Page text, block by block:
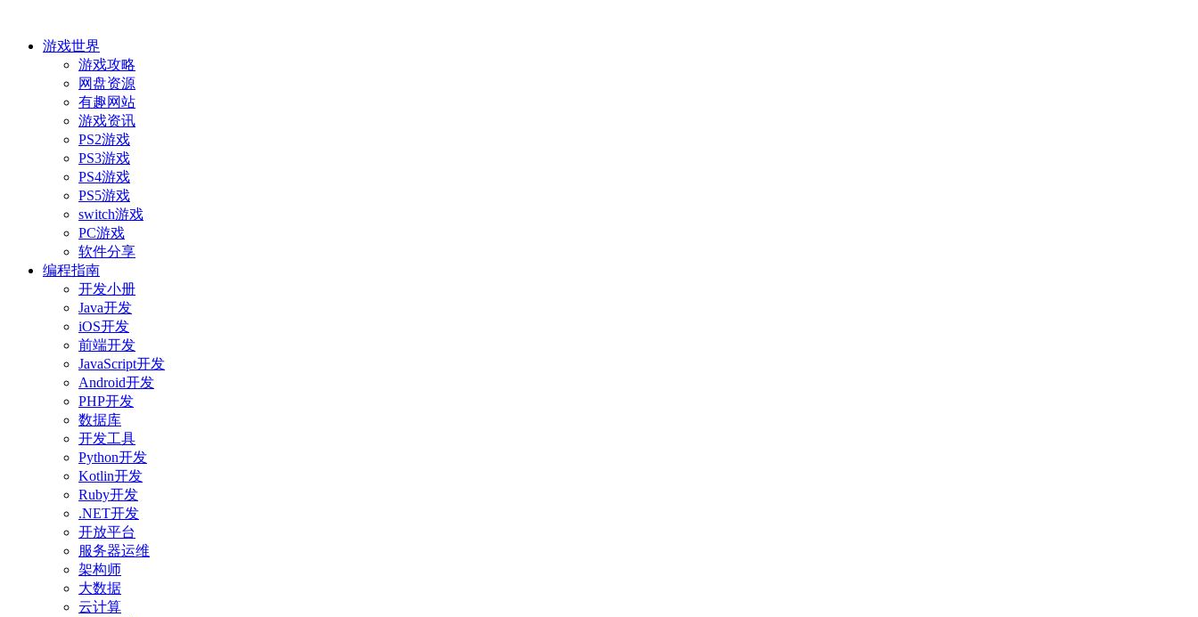
游戏世界
游戏攻略
网盘资源
有趣网站
游戏资讯
PS2游戏
PS3游戏
PS4游戏
PS5游戏
switch游戏
PC游戏
软件分享
编程指南
开发小册
Java开发
iOS开发
前端开发
JavaScript开发
Android开发
PHP开发
数据库
开发工具
Python开发
Kotlin开发
Ruby开发
.NET开发
开放平台
服务器运维
架构师
大数据
云计算